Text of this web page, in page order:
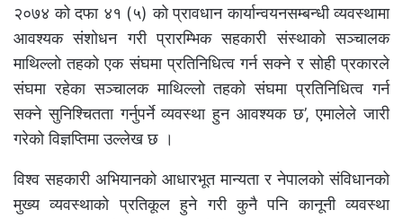
२०७४ को दफा ४१ (५) को प्रावधान कार्यान्वयनसम्बन्धी व्यवस्थामा
आवश्यक संशोधन गरी प्रारम्भिक सहकारी संस्थाको सञ्चालक
माथिल्लो तहको एक संघमा प्रतिनिधित्व गर्न सक्ने र सोही प्रकारले
संघमा रहेका सञ्चालक माथिल्लो तहको संघमा प्रतिनिधित्व गर्न
सक्ने सुनिश्चितता गर्नुपर्ने व्यवस्था हुन आवश्यक छ’, एमालेले जारी
गरेको विज्ञप्तिमा उल्लेख छ ।
विश्व सहकारी अभियानको आधारभूत मान्यता र नेपालको संविधानको
मुख्य व्यवस्थाको प्रतिकूल हुने गरी कुनै पनि कानूनी व्यवस्था